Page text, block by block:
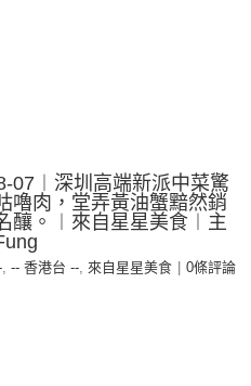
07︱深圳高端新派中菜驚
嚕肉，堂弄黃油蟹黯然銷
釀。︱來自星星美食︱主
, -- 香港台 --, 來自星星美食 0條評論